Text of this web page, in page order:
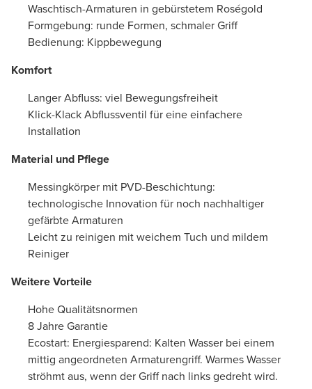
Waschtisch-Armaturen in gebürstetem Roségold
Formgebung: runde Formen, schmaler Griff
Bedienung: Kippbewegung
Komfort
Langer Abfluss: viel Bewegungsfreiheit
Klick-Klack Abflussventil für eine einfachere
Installation
Material und Pflege
Messingkörper mit PVD-Beschichtung:
technologische Innovation für noch nachhaltiger
gefärbte Armaturen
Leicht zu reinigen mit weichem Tuch und mildem
Reiniger
Weitere Vorteile
Hohe Qualitätsnormen
8 Jahre Garantie
Ecostart: Energiesparend: Kalten Wasser bei einem
mittig angeordneten Armaturengriff. Warmes Wasser
ströhmt aus, wenn der Griff nach links gedreht wird.